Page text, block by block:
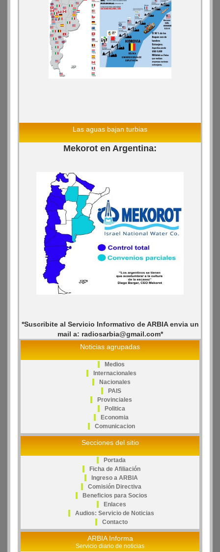
Las aguas bajan turbias
Mekorot en Argentina:
*Suscribite al Servicio Informativo de ARBIA envia un
mail a: radiosarbia@gmail.com*
Noticias agrupadas
Medios
Internacionales
Nacionales
PAIS
Provinciales
Politica
Economia
Comunicacion
Secciones del sitio
Portada
Ficha de Afiliación
Ingreso a ARBIA
Comisión Directiva
Beneficios para Socios
Enlaces
Audios: Servicio de Noticias
Contacto
ARBIA Informa
Servicio diario de noticias